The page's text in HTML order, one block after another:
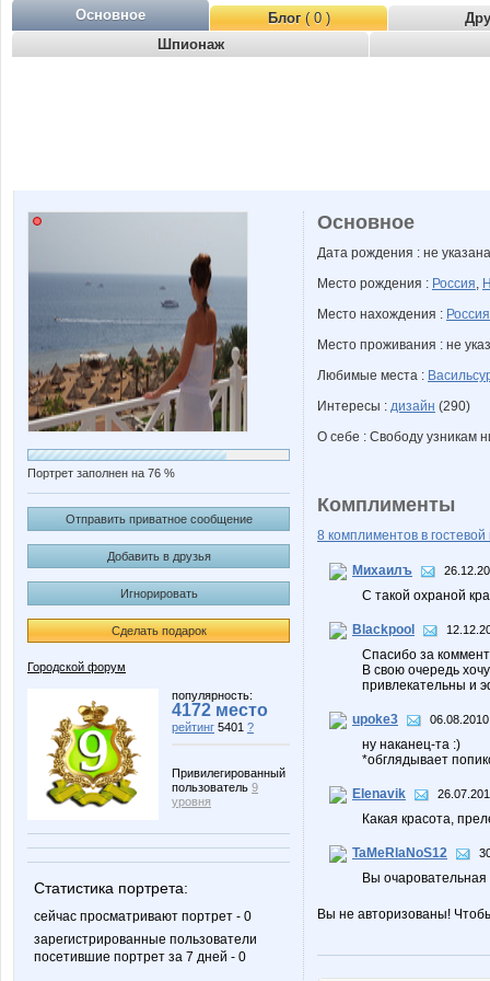
Основное Блог( 0 )
Шпионаж
Портрет заполнен на 76 %
Отправить приватное сообщение
Добавить в друзья
Игнорировать
Сделать подарок
Городской форум
популярность:
4172 место
рейтинг 5401 ?
Привилегированный
пользователь 9
уровня
Статистика портрета:
сейчас просматривают портрет - 0
зарегистрированные пользователи
посетившие портрет за 7 дней - 0
Основное
Дата рождения : не указана
Место рождения : Россия,
Место нахождения : Россия
Место проживания : не
Любимые места :
Интересы : дизайн (290)
О себе : Свободу узникам
Комплименты
8 комплиментов в гостевой
Михаилъ
С такой охраной
Blackpool
Спасибо за
В свою очередь
привлекательны и
upoke3
ну наканец-та :)
*обглядывает
Elenavik
Какая красота,
TaMeRlaNoS12
Вы
Вы не авторизованы!